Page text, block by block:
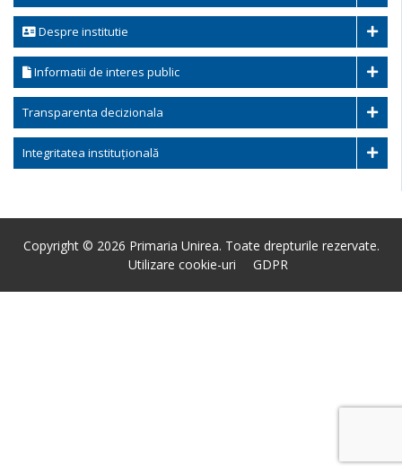
Despre institutie
Informatii de interes public
Transparenta decizionala
Integritatea instituțională
Copyright © 2026 Primaria Unirea. Toate drepturile rezervate.
Utilizare cookie-uri
GDPR